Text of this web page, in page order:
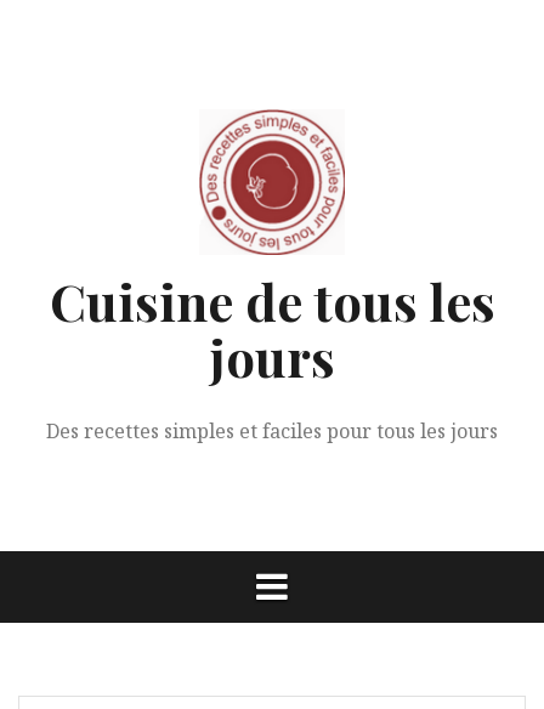
Cuisine de tous les
jours
Des recettes simples et faciles pour tous les jours